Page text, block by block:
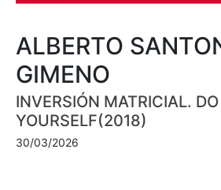
ALBERTO
GIMENO
INVERSIÓN MATRICIAL.
YOURSELF(2018)
30/03/2026